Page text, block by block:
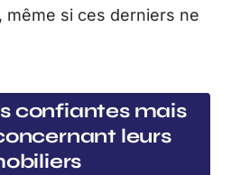
même si ces derniers ne
confiantes mais
leurs